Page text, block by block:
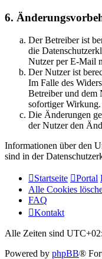
6.
Der Betreiber ist
die
Nutzer per E-Mail
Der Nutzer ist
Im Falle des
Betreiber und dem
sofortiger Wirkung.
Die Änderungen
der Nutzer den
Informationen über den
sind in der
Startseite Portal
Alle Cookies
FAQ
Kontakt
Alle Zeiten sind
Powered by phpBB®